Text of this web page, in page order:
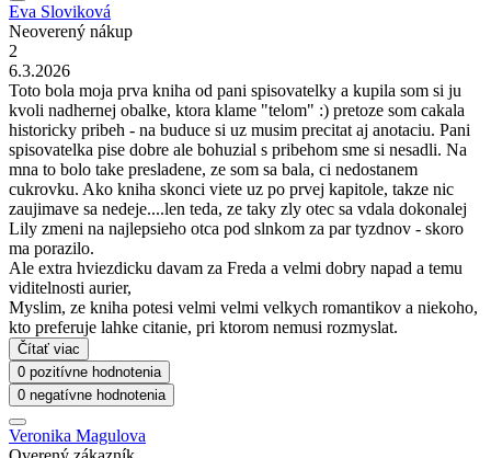
Eva Sloviková
Neoverený nákup
2
6.3.2026
Toto bola moja prva kniha od pani spisovatelky a kupila som si ju
kvoli nadhernej obalke, ktora klame "telom" :) pretoze som cakala
historicky pribeh - na buduce si uz musim precitat aj anotaciu. Pani
spisovatelka pise dobre ale bohuzial s pribehom sme si nesadli. Na
mna to bolo take presladene, ze som sa bala, ci nedostanem
cukrovku. Ako kniha skonci viete uz po prvej kapitole, takze nic
zaujimave sa nedeje....len teda, ze taky zly otec sa vdala dokonalej
Lily zmeni na najlepsieho otca pod slnkom za par tyzdnov - skoro
ma porazilo.
Ale extra hviezdicku davam za Freda a velmi dobry napad a temu
viditelnosti aurier,
Myslim, ze kniha potesi velmi velmi velkych romantikov a niekoho,
kto preferuje lahke citanie, pri ktorom nemusi rozmyslat.
Čítať viac
0 pozitívne hodnotenia
0 negatívne hodnotenia
Veronika Magulova